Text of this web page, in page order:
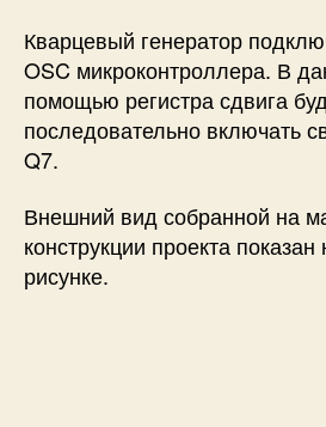
Кварцевый генератор
OSC микроконтроллера. В
помощью регистра сдвига
последовательно включать
Q7.
Внешний вид собранной на
конструкции проекта
рисунке.